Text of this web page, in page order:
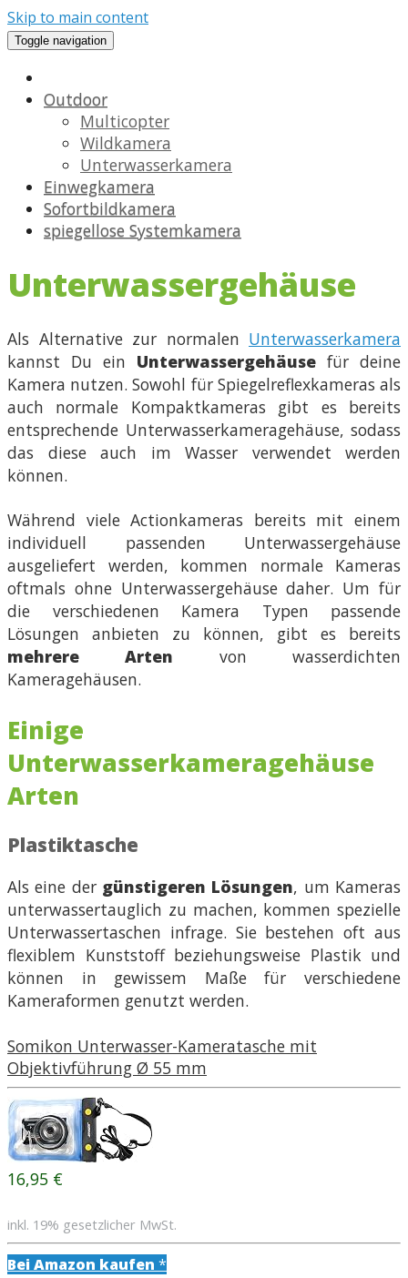
Skip to main content
Toggle navigation
Outdoor
Multicopter
Wildkamera
Unterwasserkamera
Einwegkamera
Sofortbildkamera
spiegellose Systemkamera
Unterwassergehäuse
Als Alternative zur normalen Unterwasserkamera
kannst Du ein Unterwassergehäuse für deine
Kamera nutzen. Sowohl für Spiegelreflexkameras als
auch normale Kompaktkameras gibt es bereits
entsprechende Unterwasserkameragehäuse, sodass
das diese auch im Wasser verwendet werden
können.
Während viele Actionkameras bereits mit einem
individuell passenden Unterwassergehäuse
ausgeliefert werden, kommen normale Kameras
oftmals ohne Unterwassergehäuse daher. Um für
die verschiedenen Kamera Typen passende
Lösungen anbieten zu können, gibt es bereits
mehrere Arten von wasserdichten
Kameragehäusen.
Einige
Unterwasserkameragehäuse
Arten
Plastiktasche
Als eine der günstigeren Lösungen, um Kameras
unterwassertauglich zu machen, kommen spezielle
Unterwassertaschen infrage. Sie bestehen oft aus
flexiblem Kunststoff beziehungsweise Plastik und
können in gewissem Maße für verschiedene
Kameraformen genutzt werden.
Somikon Unterwasser-Kameratasche mit
Objektivführung Ø 55 mm
16,95 €
inkl. 19% gesetzlicher MwSt.
Bei Amazon kaufen *